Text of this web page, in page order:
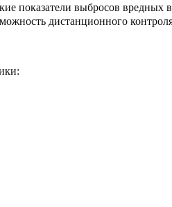
показатели выбросов
дистанционного